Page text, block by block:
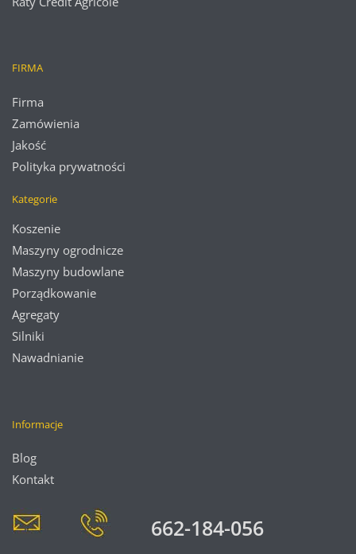
FIRMA
Firma
Zamówienia
Jakość
Polityka prywatności
Kategorie
Koszenie
Maszyny ogrodnicze
Maszyny budowlane
Porządkowanie
Agregaty
Silniki
Nawadnianie
Informacje
Blog
Kontakt
662-184-056